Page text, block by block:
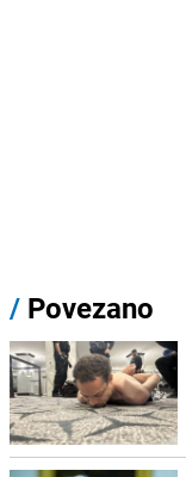
/ Povezano